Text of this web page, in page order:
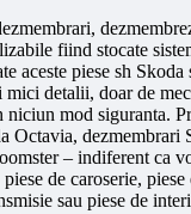
fiind stocate
aceste piese sh
mici detalii, doar de
niciun mod siguranta.
Octavia, dezmembrari
– indiferent ca
de caroserie,
sau piese de